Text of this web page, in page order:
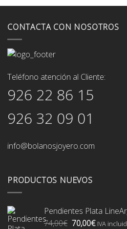
CONTACTA CON NOSOTROS
Teléfono atención al Cliente:
926 22 86 15
926 32 09 01
info@bolanosjoyero.com
PRODUCTOS NUEVOS
Pendientes Plata
74,00€ El
70,00€ElIVA